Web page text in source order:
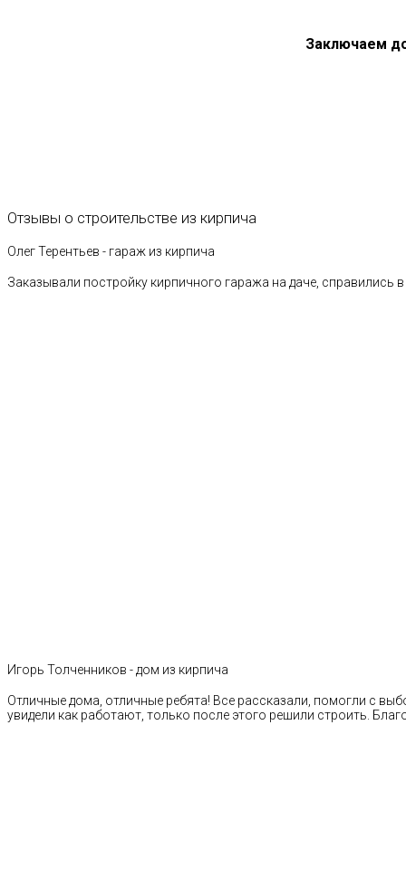
Заключаем
Отзывы о строительстве из кирпича
Олег Терентьев - гараж из кирпича
Заказывали постройку кирпичного гаража на даче, справились
Игорь Толченников - дом из кирпича
Отличные дома, отличные ребята! Все рассказали, помогли с
увидели как работают, только после этого решили строить.